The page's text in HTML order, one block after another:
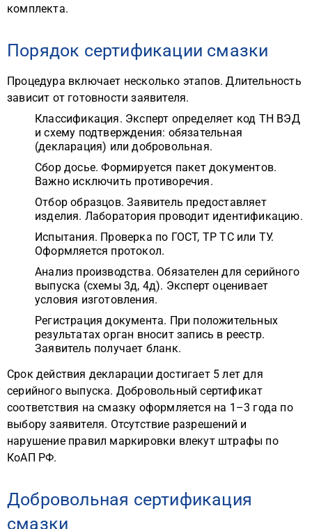
комплекта.
Порядок сертификации смазки
Процедура включает несколько этапов. Длительность
зависит от готовности заявителя.
Классификация. Эксперт определяет код ТН ВЭД
и схему подтверждения: обязательная
(декларация) или добровольная.
Сбор досье. Формируется пакет документов.
Важно исключить противоречия.
Отбор образцов. Заявитель предоставляет
изделия. Лаборатория проводит идентификацию.
Испытания. Проверка по ГОСТ, ТР ТС или ТУ.
Оформляется протокол.
Анализ производства. Обязателен для серийного
выпуска (схемы 3д, 4д). Эксперт оценивает
условия изготовления.
Регистрация документа. При положительных
результатах орган вносит запись в реестр.
Заявитель получает бланк.
Срок действия декларации достигает 5 лет для
серийного выпуска. Добровольный сертификат
соответствия на смазку оформляется на 1–3 года по
выбору заявителя. Отсутствие разрешений и
нарушение правил маркировки влекут штрафы по
КоАП РФ.
Добровольная сертификация
смазки